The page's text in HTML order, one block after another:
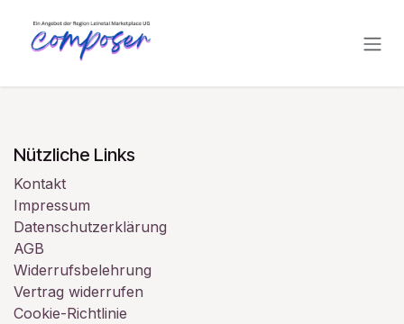
Nützliche Links
Kontakt
Impressum
Datenschutzerklärung
AGB
Widerrufsbelehrung
Vertrag widerrufen
Cookie-Richtlinie